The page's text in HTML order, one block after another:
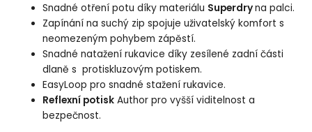
Snadné otření potu díky materiálu Superdryna palci.
Zapínání na suchý zip spojuje uživatelský komfort s
neomezeným pohybem zápěstí.
Snadné natažení rukavice díky zesílené zadní části
dlaně s protiskluzovým potiskem.
EasyLoop pro snadné stažení rukavice.
Reflexní potisk Author pro vyšší viditelnost a
bezpečnost.